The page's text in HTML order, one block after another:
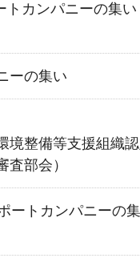
カンパニーの集い
ーの集い
境整備等支援組織
査部会）
ートカンパニーの